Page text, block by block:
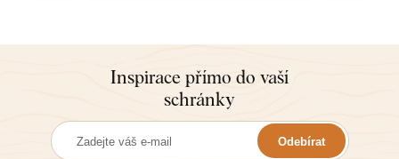
Inspirace přímo do vaší
schránky
Odebírat